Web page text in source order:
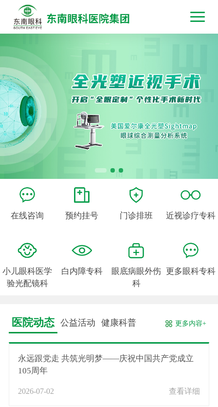
在线咨询 预约挂号 门诊排班 近视诊疗专科
小儿眼科医学
验光配镜科
白内障专科
眼底病眼外伤
科
更多眼科专科
医院动态 公益活动 健康科普 更多内容+
永远跟党走 共筑光明梦——庆祝中国共产党成立
105周年
2026-07-02 查看详细